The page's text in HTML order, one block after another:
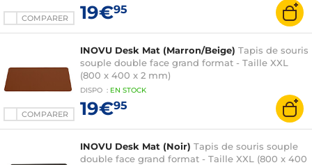
COMPARER 19€95
COMPARER
INOVU Desk Mat (Marron/Beige) Tapis de souris
souple double face grand format - Taille XXL
(800 x 400 x 2 mm)
DISPO : EN STOCK
19€95
INOVU Desk Mat (Noir) Tapis de souris souple
double face grand format - Taille XXL (800 x 400